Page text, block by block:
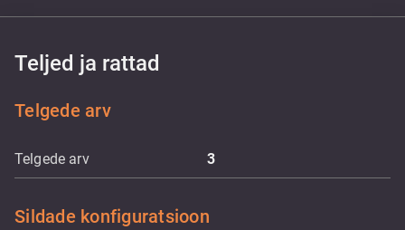
Teljed ja rattad
Telgede arv
Telgede arv 3
Sildade konfiguratsioon